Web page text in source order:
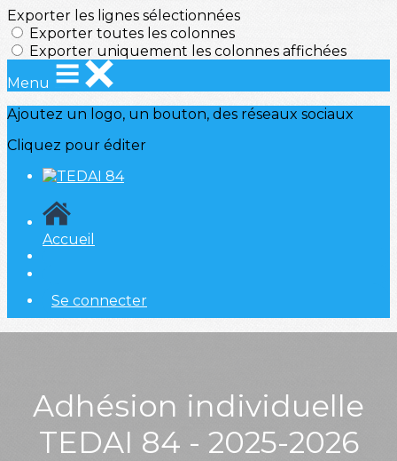
Exporter les lignes sélectionnées
Exporter toutes les colonnes
Exporter uniquement les colonnes affichées
Menu
Ajoutez un logo, un bouton, des réseaux sociaux
Cliquez pour éditer
Accueil
Se connecter
Adhésion individuelle
TEDAI 84 - 2025-2026